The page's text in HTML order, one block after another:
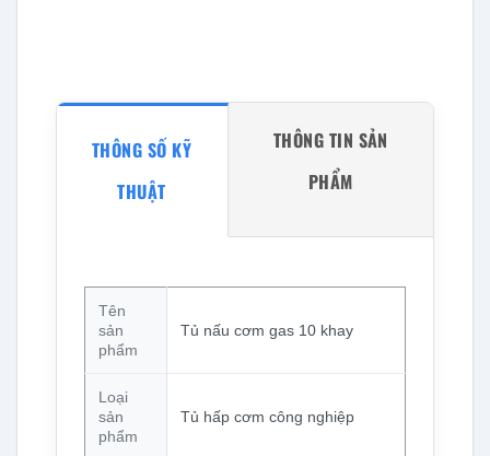
THÔNG SỐ KỸ
THUẬT
THÔNG TIN SẢN
PHẨM
Tên
sản
phẩm
Tủ nấu cơm gas 10 khay
Loại
sản
phẩm
Tủ hấp cơm công nghiệp